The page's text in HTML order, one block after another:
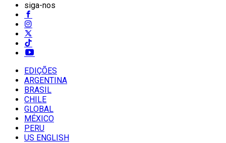
siga-nos
EDIÇÕES
ARGENTINA
BRASIL
CHILE
GLOBAL
MÉXICO
PERU
US ENGLISH